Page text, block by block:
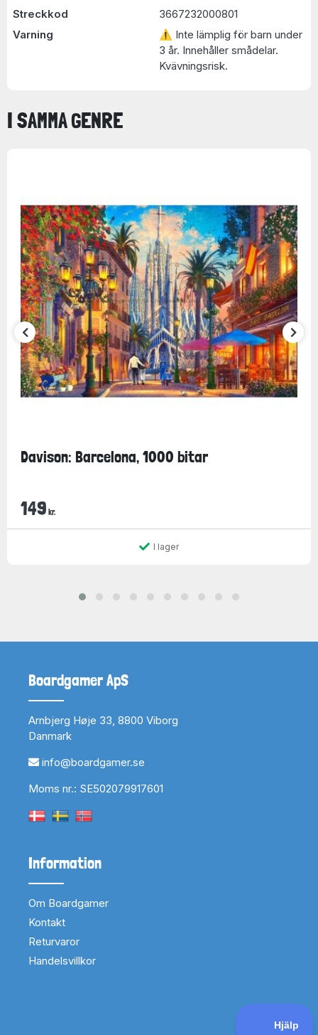
Streckkod
3667232000801
Varning
⚠ Inte lämplig för barn under
3 år. Innehåller smådelar.
Kvävningsrisk.
I SAMMA GENRE
Davison: Barcelona, 1000 bitar
149 kr.
I lager
Boardgamer ApS
Arnbjerg Høje 33, 8800 Viborg
Danmark
info@boardgamer.se
Moms nr.: SE502079917601
Information
Om Boardgamer
Kontakt
Returvaror
Handelsvillkor